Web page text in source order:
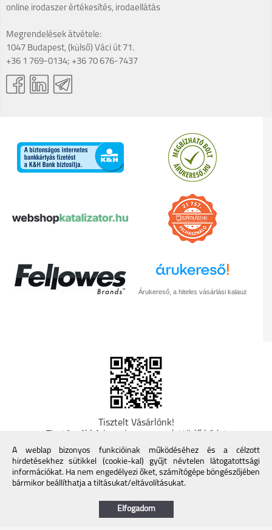
online irodaszer értékesítés, irodaellátás
Megrendelések átvétele:
1047 Budapest, (külső) Váci út 71.
+36 1 769-0134; +36 70 676-7437
Árukereső, a hiteles vásárlási kalauz
Tisztelt Vásárlónk!
Fizetésnél kérje az ingyenes adattörlő kódot
adatainak biztonsága érdekében! A Kormány
döntése alapján a kereskedő minden tartós
adathordozó termék vásárlásakor köteles ingyenes
adattörlő kódot biztosítani. További információk a
https://nmhh.hu/veglegestorles
A weblap bizonyos funkcióinak működéséhez és a célzott
hirdetésekhez sütikkel (cookie-kal) gyűjt névtelen látogatottsági
információkat. Ha nem engedélyezi őket, számítógépe böngészőjében
bármikor beállíthatja a tiltásukat/eltávolításukat.
Elfogadom